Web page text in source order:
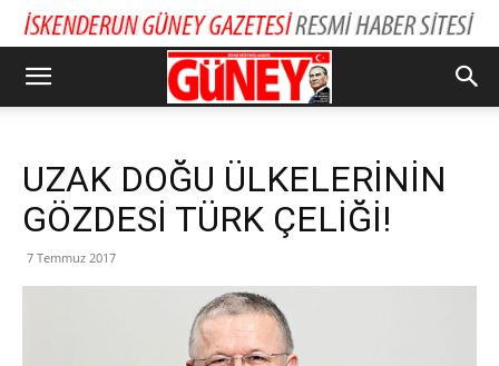
UZAK DOĞU ÜLKELERİNİN
GÖZDESİ TÜRK ÇELİĞİ!
7 Temmuz 2017